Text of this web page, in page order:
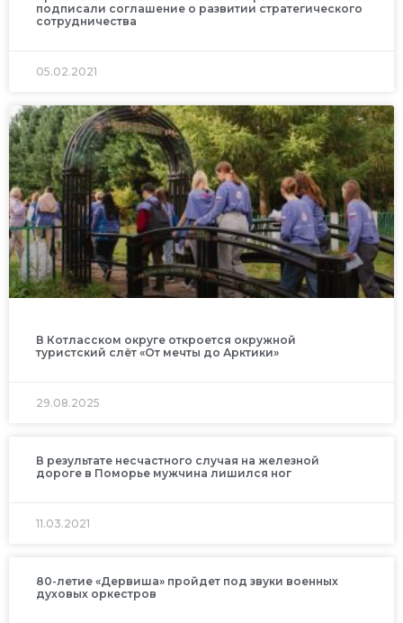
подписали соглашение о развитии стратегического
сотрудничества
05.02.2021
В Котласском округе откроется окружной
туристский слёт «От мечты до Арктики»
29.08.2025
В результате несчастного случая на железной
дороге в Поморье мужчина лишился ног
11.03.2021
80-летие «Дервиша» пройдет под звуки военных
духовых оркестров